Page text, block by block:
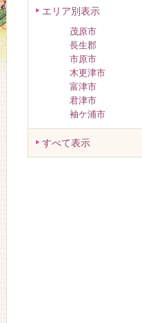
エリア別表示
茂原市
長生郡
市原市
木更津市
富津市
君津市
袖ケ浦市
すべて表示